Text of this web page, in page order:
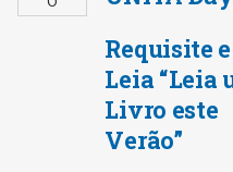
Requisite e
Leia “Leia
Livro este
Verão”